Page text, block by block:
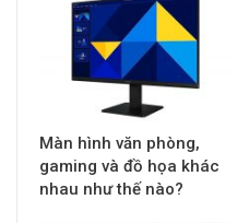
Màn hình văn phòng,
gaming và đồ họa khác
nhau như thế nào?